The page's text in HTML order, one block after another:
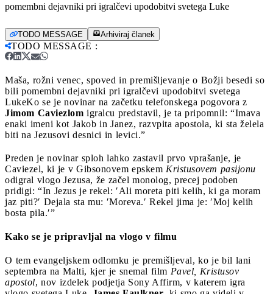
pomembni dejavniki pri igralčevi upodobitvi svetega Luke
TODO MESSAGE Arhiviraj članek
TODO MESSAGE :
Maša, rožni venec, spoved in premišljevanje o Božji besedi so
bili pomembni dejavniki pri igralčevi upodobitvi svetega
LukeKo se je novinar na začetku telefonskega pogovora z
Jimom Caviezlom igralcu predstavil, je ta pripomnil: “Imava
enaki imeni kot Jakob in Janez, razvpita apostola, ki sta želela
biti na Jezusovi desnici in levici.”
Preden je novinar sploh lahko zastavil prvo vprašanje, je
Caviezel, ki je v Gibsonovem epskem Kristusovem pasijonu
odigral vlogo Jezusa, že začel monolog, precej podoben
pridigi: “In Jezus je rekel: ′Ali moreta piti kelih, ki ga moram
jaz piti?′ Dejala sta mu: ′Moreva.′ Rekel jima je: ′Moj kelih
bosta pila.′”
Kako se je pripravljal na vlogo v filmu
O tem evangeljskem odlomku je premišljeval, ko je bil lani
septembra na Malti, kjer je snemal film Pavel, Kristusov
apostol, nov izdelek podjetja Sony Affirm, v katerem igra